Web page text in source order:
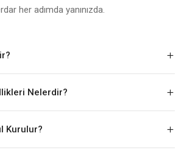
her adımda yanınızda.
Nelerdir?
Kurulur?